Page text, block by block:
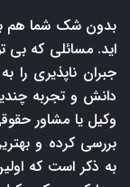
بدون شک شما هم
اید. مسائلی که بی
جبران ناپذیری را
دانش و تجربه
وکیل یا مشاور
بررسی کرده و
به ذکر است که